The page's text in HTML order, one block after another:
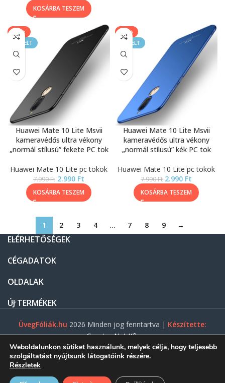
KOSÁRBA TESZEM
-63%
KIEMELT
Huawei Mate 10 Lite Msvii
kameravédős ultra vékony
„normál stílusú” fekete PC tok
Huawei Mate 10 Lite pc tokok
7.990Ft 2.990 Ft
KOSÁRBA TESZEM
-63%
KIEMELT
Huawei Mate 10 Lite Msvii
kameravédős ultra vékony
„normál stílusú” kék PC tok
Huawei Mate 10 Lite pc tokok
7.990Ft 2.990 Ft
KOSÁRBA TESZEM
1 2 3 4 … 7 8 9 →
ELÉRHETŐSÉGEK
CÉGADATOK
OLDALAK
ÚJ TERMÉKEK
ÜvegFóliák.hu 2026 Minden jog fenntartva | Készítette:
Gasztro Net Kft.
Weboldalunkon sütiket használunk, melyek célja, hogy teljesebb
szolgáltatást nyújtsunk látogatóink részére.
Részletek